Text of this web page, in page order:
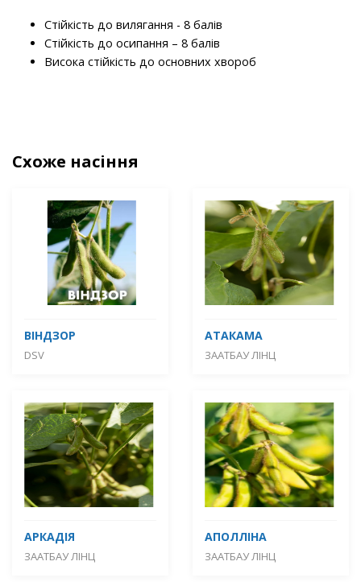
Стійкість до вилягання - 8 балів
Стійкість до осипання – 8 балів
Висока стійкість до основних хвороб
Схоже насіння
ВІНДЗОР
DSV
АТАКАМА
ЗААТБАУ ЛІНЦ
АРКАДІЯ
ЗААТБАУ ЛІНЦ
АПОЛЛІНА
ЗААТБАУ ЛІНЦ